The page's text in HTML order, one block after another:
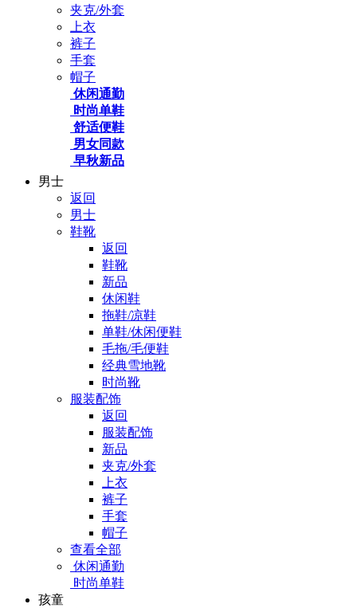
夹克/外套
上衣
裤子
手套
帽子
休闲通勤
时尚单鞋
舒适便鞋
男女同款
早秋新品
男士
返回
男士
鞋靴
返回
鞋靴
新品
休闲鞋
拖鞋/凉鞋
单鞋/休闲便鞋
毛拖/毛便鞋
经典雪地靴
时尚靴
服装配饰
返回
服装配饰
新品
夹克/外套
上衣
裤子
手套
帽子
查看全部
休闲通勤
时尚单鞋
孩童